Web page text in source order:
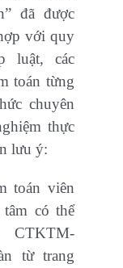
đã được
với quy
luật, các
toán từng
chuyên
thực
lưu ý:
toán viên
có thể
từ trang